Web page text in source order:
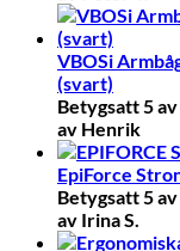
VBOSi
(svart)
Betygsatt 5
av Henrik
EpiForce
Betygsatt 5
av Irina S.